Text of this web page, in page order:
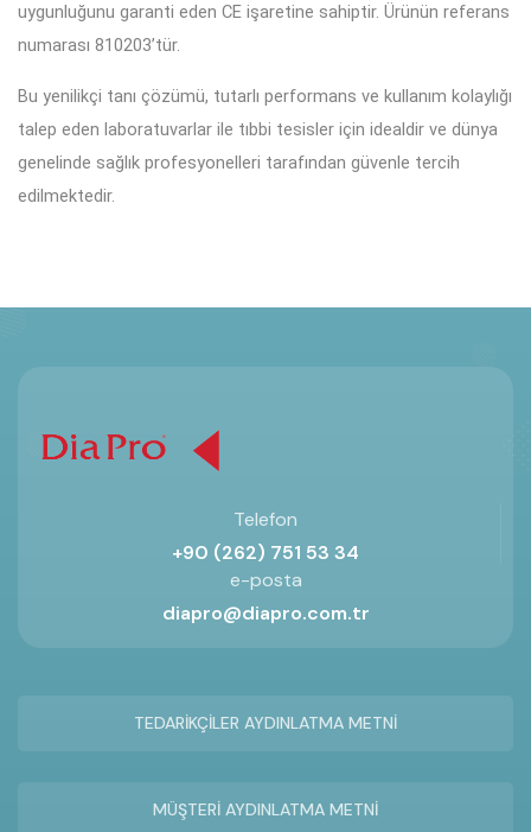
uygunluğunu garanti eden CE işaretine sahiptir. Ürünün referans
numarası 810203’tür.
Bu yenilikçi tanı çözümü, tutarlı performans ve kullanım kolaylığı
talep eden laboratuvarlar ile tıbbi tesisler için idealdir ve dünya
genelinde sağlık profesyonelleri tarafından güvenle tercih
edilmektedir.
Telefon
+90 (262) 751 53 34
e-posta
diapro@diapro.com.tr
TEDARİKÇİLER AYDINLATMA METNİ
MÜŞTERİ AYDINLATMA METNİ